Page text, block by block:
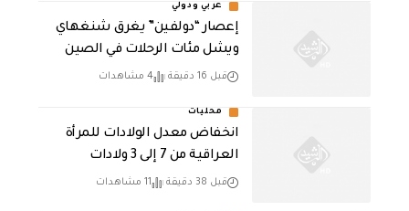
عربي ودولي
إعصار “دولفين” يغرق شنغهاي
ويشل مئات الرحلات في الصين
قبل 16 دقيقة 4 مشاهدات
محليات
انخفاض معدل الولادات للمرأة
العراقية من 7 إلى 3 ولادات
قبل 38 دقيقة 11 مشاهدات